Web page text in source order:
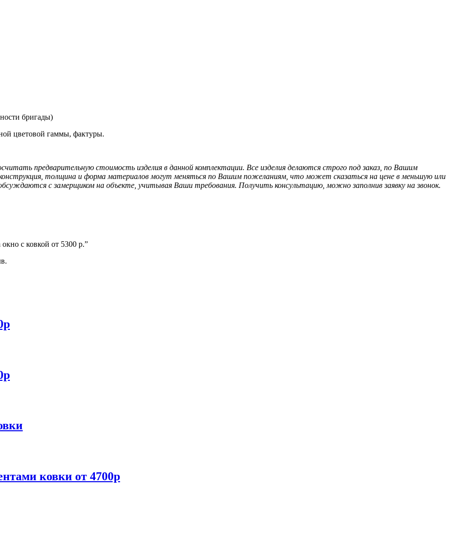
бригады)
цветовой гаммы, фактуры.
предварительную стоимость изделия в данной комплектации. Все изделия делаются строго под заказ, по Вашим
толщина и форма материалов могут меняться по Вашим пожеланиям, что может сказаться на цене в меньшую или
с замерщиком на объекте, учитывая Ваши требования. Получить консультацию, можно заполнив заявку на звонок.
с ковкой от 5300 р.”
ковки от 4700р